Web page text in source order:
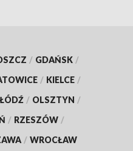
/ GDAŃSK /
/ KIELCE /
ŁÓDŹ / OLSZTYN /
/ RZESZÓW /
/ WROCŁAW